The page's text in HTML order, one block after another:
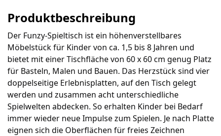
Produktbeschreibung
Der Funzy-Spieltisch ist ein höhenverstellbares
Möbelstück für Kinder von ca. 1,5 bis 8 Jahren und
bietet mit einer Tischfläche von 60 x 60 cm genug Platz
für Basteln, Malen und Bauen. Das Herzstück sind vier
doppelseitige Erlebnisplatten, auf den Tisch gelegt
werden und zusammen acht unterschiedliche
Spielwelten abdecken. So erhalten Kinder bei Bedarf
immer wieder neue Impulse zum Spielen. Je nach Platte
eignen sich die Oberflächen für freies Zeichnen